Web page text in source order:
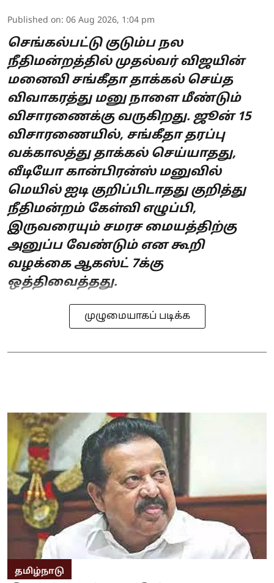
Published on: 06 Aug 2026, 1:04 pm
செங்கல்பட்டு குடும்ப நல
நீதிமன்றத்தில் முதல்வர் விஜயின்
மனைவி சங்கீதா தாக்கல் செய்த
விவாகரத்து மனு நாளை மீண்டும்
விசாரணைக்கு வருகிறது. ஜூன் 15
விசாரணையில், சங்கீதா தரப்பு
வக்காலத்து தாக்கல் செய்யாதது,
வீடியோ கான்பிரன்ஸ் மனுவில்
மெயில் ஐடி குறிப்பிடாதது குறித்து
நீதிமன்றம் கேள்வி எழுப்பி,
இருவரையும் சமரச மையத்திற்கு
அனுப்ப வேண்டும் என கூறி
வழக்கை ஆகஸ்ட் 7க்கு
ஒத்திவைத்தது.
முழுமையாகப் படிக்க
தமிழ்நாடு